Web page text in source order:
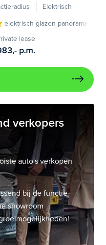
Elektrisch
elektrisch glazen panorama-dak
lease
p.m.
verkopers
auto's verkopen
bij de functie
showroom